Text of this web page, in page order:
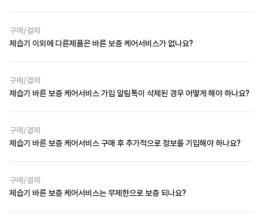
구매/결제
제습기 이외에 다른제품은 바른 보증 케어서비스가 없나요?
구매/결제
제습기 바른 보증 케어서비스 가입 알림톡이 삭제된 경우 어떻게 해야 하나요?
구매/결제
제습기 바른 보증 케어서비스 구매 후 추가적으로 정보를 기입해야 하나요?
구매/결제
제습기 바른 보증 케어서비스는 무제한으로 보증 되나요?